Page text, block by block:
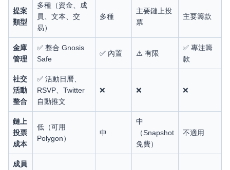
อุปกรณ์เพื่อความบันเทิง
อุปกรณ์เพื่อความบันเทิง
提案
類型
多種（資金、成
員、文本、交
易）
多種
主要鏈上投
票
主要籌款
金庫
管理
✅ 整合 Gnosis
Safe
✅ 內置 ⚠️ 有限
✅ 專注籌
款
社交
活動
整合
✅ 活動日曆、
RSVP、Twitter
自動推文
❌ ❌ ❌
鏈上
投票
成本
低（可用
Polygon）
中
中
（Snapshot
免費）
不適用
成員